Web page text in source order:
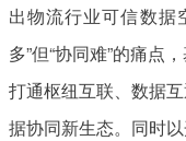
出物流行业可信数据
多”但“协同难”的痛点
打通枢纽互联、数据
据协同新生态。同时